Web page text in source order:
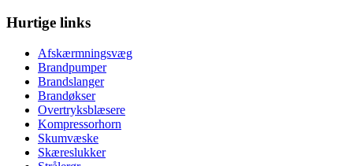
Hurtige links
Afskærmningsvæg
Brandpumper
Brandslanger
Brandøkser
Overtryksblæsere
Kompressorhorn
Skumvæske
Skæreslukker